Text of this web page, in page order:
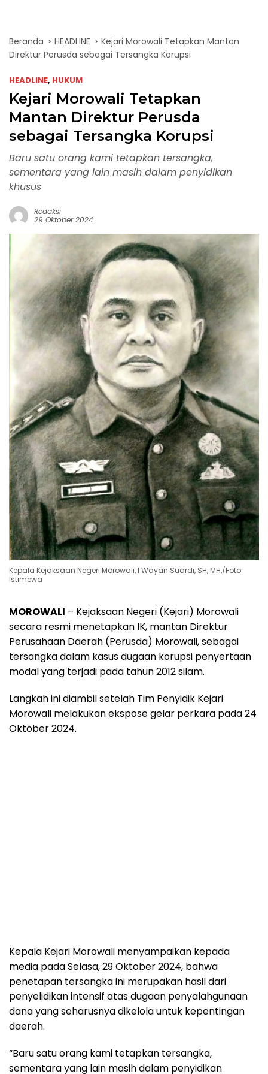
Beranda HEADLINE
Kejari Morowali Tetapkan Mantan
Direktur Perusda sebagai Tersangka Korupsi
HEADLINE, HUKUM
Kejari Morowali Tetapkan
Mantan Direktur Perusda
sebagai Tersangka Korupsi
Baru satu orang kami tetapkan tersangka,
sementara yang lain masih dalam penyidikan
khusus
Redaksi
29 Oktober 2024
Kepala Kejaksaan Negeri Morowali, I Wayan Suardi, SH, MH,/Foto:
Istimewa
MOROWALI – Kejaksaan Negeri (Kejari) Morowali
secara resmi menetapkan IK, mantan Direktur
Perusahaan Daerah (Perusda) Morowali, sebagai
tersangka dalam kasus dugaan korupsi penyertaan
modal yang terjadi pada tahun 2012 silam.
Langkah ini diambil setelah Tim Penyidik Kejari
Morowali melakukan ekspose gelar perkara pada 24
Oktober 2024.
Kepala Kejari Morowali menyampaikan kepada
media pada Selasa, 29 Oktober 2024, bahwa
penetapan tersangka ini merupakan hasil dari
penyelidikan intensif atas dugaan penyalahgunaan
dana yang seharusnya dikelola untuk kepentingan
daerah.
“Baru satu orang kami tetapkan tersangka,
sementara yang lain masih dalam penyidikan